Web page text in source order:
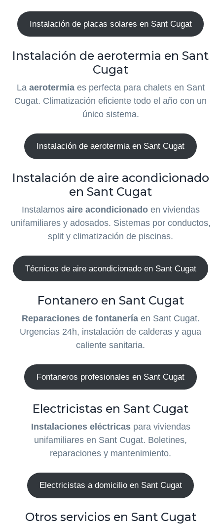
Instalación de placas solares en Sant Cugat
Instalación de aerotermia en Sant
Cugat
La aerotermiaes perfecta para chalets en Sant
Cugat. Climatización eficiente todo el año con un
único sistema.
Instalación de aerotermia en Sant Cugat
Instalación de aire acondicionado
en Sant Cugat
Instalamos aire acondicionadoen viviendas
unifamiliares y adosados. Sistemas por conductos,
split y climatización de piscinas.
Técnicos de aire acondicionado en Sant Cugat
Fontanero en Sant Cugat
Reparaciones de fontaneríaen Sant Cugat.
Urgencias 24h, instalación de calderas y agua
caliente sanitaria.
Fontaneros profesionales en Sant Cugat
Electricistas en Sant Cugat
Instalaciones eléctricaspara viviendas
unifamiliares en Sant Cugat. Boletines,
reparaciones y mantenimiento.
Electricistas a domicilio en Sant Cugat
Otros servicios en Sant Cugat